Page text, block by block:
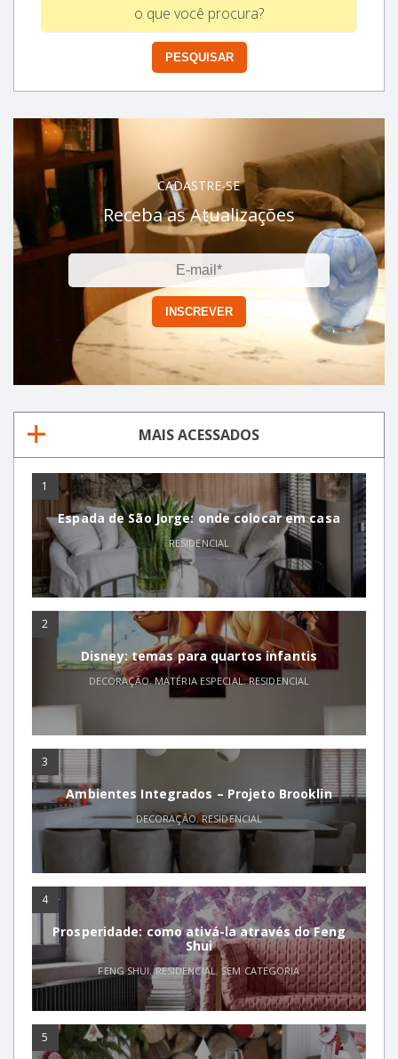
CADASTRE-SE
Receba as Atualizações
MAIS ACESSADOS
1
Espada de São Jorge: onde colocar em casa
RESIDENCIAL
2
Disney: temas para quartos infantis
DECORAÇÃO,MATÉRIA ESPECIAL,RESIDENCIAL
3
Ambientes Integrados – Projeto Brooklin
DECORAÇÃO,RESIDENCIAL
4
Prosperidade: como ativá-la através do Feng
Shui
FENG SHUI,RESIDENCIAL ,SEM CATEGORIA
5